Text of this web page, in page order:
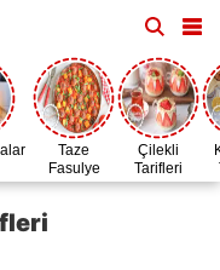
Taze
Fasulye
Zamanı
Çilekli
Tarifleri